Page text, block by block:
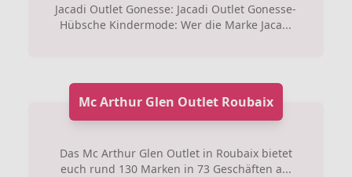
Jacadi Outlet Gonesse: Jacadi Outlet Gonesse-
Hübsche Kindermode: Wer die Marke Jaca...
Mc Arthur Glen Outlet Roubaix
Das Mc Arthur Glen Outlet in Roubaix bietet
euch rund 130 Marken in 73 Geschäften a...